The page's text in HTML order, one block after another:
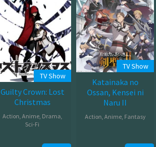
TV Show
Guilty Crown: Lost
Christmas
Action Anime, Drama
Sci-Fi
TV Show
Katainaka no
Ossan, Kensei ni
Naru II
Action, Anime, Fantasy